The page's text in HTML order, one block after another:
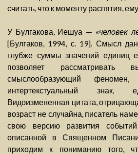
считать, что к моменту распятия,
У Булгакова, Иешуа — «человек
[Булгаков, 1994, с. 19]. Смысл
глубже суммы значений единиц
позволяет рассматривать
смыслообразующий
интертекстуальный знак,
Видоизмененная цитата,
возраст не случайна, писатель
свою версию развития
описанной в Священном
приходим к пониманию того,